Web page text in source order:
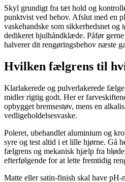
Skyl grundigt fra tæt hold og
punktvist ved behov. Afslut med en
vaskehandske som sikkerhedsnet
dedikeret hjulhåndklæde. Påfør
halverer dit rengøringsbehov næste
Hvilken fælgrens til
Klarlakerede og pulverlakerede
midler rigtig godt. Her er
opbygget bremsestøv, mens en
vedligeholdelsesvaske.
Poleret, ubehandlet aluminium og
syre og test altid i et lille hjørne. Gå
fælgrens og mekanisk hjælp fra bløde
efterfølgende for at lette fremtidig
Matte eller satin-finish skal have pH-